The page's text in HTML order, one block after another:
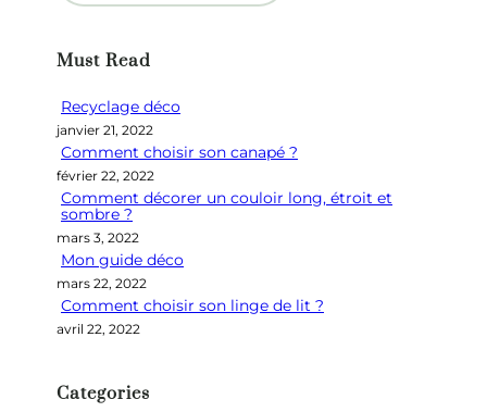
e
c
h
e
Must Read
Recyclage déco
janvier 21, 2022
Comment choisir son canapé ?
février 22, 2022
Comment décorer un couloir long, étroit et
sombre ?
mars 3, 2022
Mon guide déco
mars 22, 2022
Comment choisir son linge de lit ?
avril 22, 2022
Categories